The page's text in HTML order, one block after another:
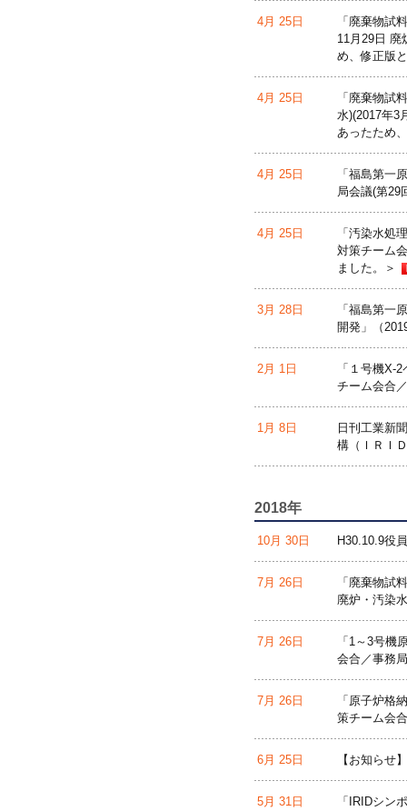
4月 25日
「廃棄物試
11月29日 廃
め、修正版
4月 25日
「廃棄物試
水)(2017年3
あったため
4月 25日
「福島第一
局会議(第29
4月 25日
「汚染水処
対策チーム
ました。＞
3月 28日
「福島第一
開発」（
2月 1日
「１号機X-
チーム会合
1月 8日
日刊工業新
構（ＩＲＩ
2018年
10月 30日 H30.10.9役
7月 26日
「廃棄物試
廃炉・汚染
7月 26日
「1～3号機
会合／事務
7月 26日
「原子炉格
策チーム会
6月 25日 【お知らせ
5月 31日
「IRIDシン